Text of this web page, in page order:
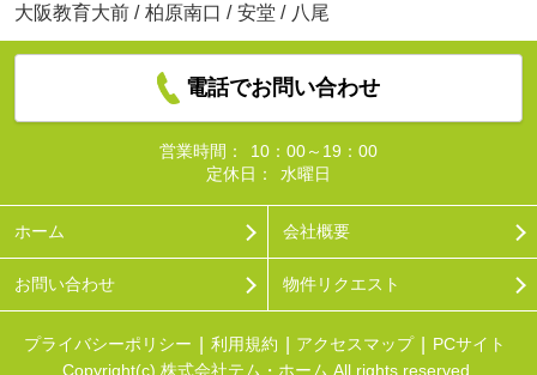
大阪教育大前 / 柏原南口 / 安堂 / 八尾
電話でお問い合わせ
営業時間：
10：00～19：00
定休日：
水曜日
ホーム 会社概要
お問い合わせ 物件リクエスト
プライバシーポリシー 利用規約 アクセスマップ
PCサイト
Copyright(c) 株式会社テム・ホーム All rights reserved.